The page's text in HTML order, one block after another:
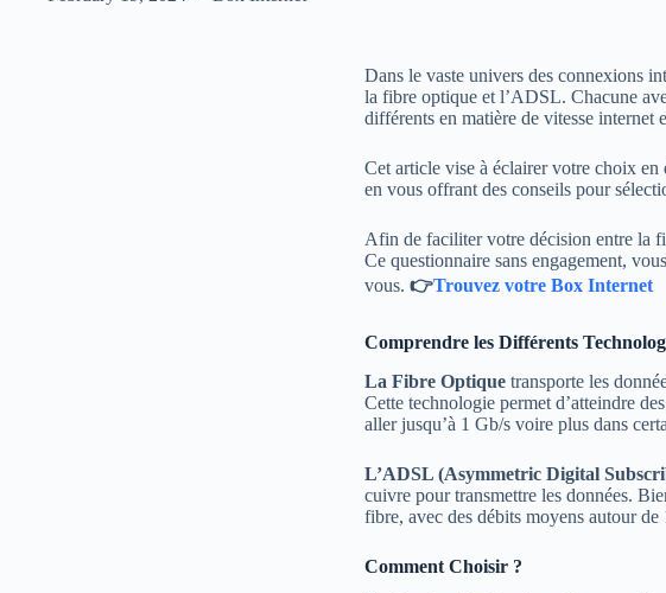
Dans le vaste univers des connexions
la fibre optique et l’ADSL. Chacune
différents en matière de vitesse internet
Cet article vise à éclairer votre choix
en vous offrant des conseils pour
Afin de faciliter votre décision entre la
Ce questionnaire sans engagement,
vous. 👉Trouvez votre Box Internet
Comprendre les Différents
La Fibre Optique transporte les
Cette technologie permet d’atteindre
aller jusqu’à 1 Gb/s voire plus dans
L’ADSL (Asymmetric Digital
cuivre pour transmettre les données.
fibre, avec des débits moyens autour
Comment Choisir ?